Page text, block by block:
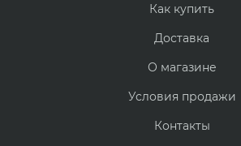
Как купить
Доставка
О магазине
Условия продажи
Контакты